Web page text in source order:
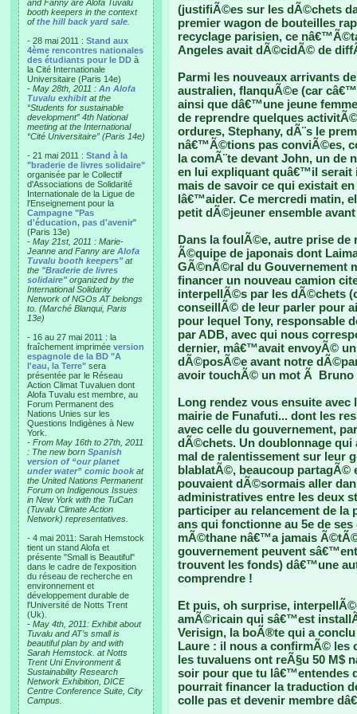
and Fanny are Alofa Tuvalu
booth keepers in the context
ofthe hill back yard sale
- 28 mai 2011 : Stand aux
4ème rencontres nationales
des étudiants pour le DD à
la Cité Internationale
Universitaire (Paris 14e)
- May 28th, 2011 : An Alofa
Tuvalu exhibit at the
“Students for sustainable
development” 4th National
meeting at the International
“Cité Universitaire” (Paris 14e)
- 21 mai 2011 : Stand à la
"braderie de livres solidaire"
organisée par le Collectif
d'Associations de Solidarité
Internationale de la Ligue de
l'Enseignement pour la
Campagne "Pas
d'éducation, pas d'avenir"
(Paris 13e)
- May 21st, 2011 : Marie-
Jeanne and Fanny are Alofa
Tuvalu booth keepers"at
the "Braderie de livres
solidaire"organized by the
International Solidarity
Network of NGOs AT belongs
to. (Marché Blanqui, Paris
13e)
- 16 au 27 mai 2011 : la
fraîchement imprimée version
espagnole de la BD "A
l'eau, la Terre" sera
présentée par le Réseau
Action Climat Tuvaluen dont
Alofa Tuvalu est membre, au
Forum Permanent des
Nations Unies sur les
Questions Indigènes à New
York.
- From May 16th to 27th, 2011
: The new born Spanish
version of “our planet
under water” comic book at
the United Nations Permanent
Forum on Indigenous Issues
in New York with the TuCan
(Tuvalu Climate Action
Network) representatives.
- 4 mai 2011: Sarah Hemstock
tient un stand Alofa et
présente "Small is Beautiful"
dans le cadre de l'exposition
du réseau de recherche en
environnement et
développement durable de
l'Université de Notts Trent
(Uk).
- May 4th, 2011: Exhibit about
Tuvalu and AT’s small is
beautiful plan by and with
Sarah Hemstock. at Notts
Trent Uni Environment &
Sustainability Research
Network Exhibition, DICE
Centre Conference Suite, City
Campus.
(justifiÃ©es sur les dÃ©chets
premier wagon de bouteilles
recyclage parisien, ce
Angeles avait dÃ©cidÃ© de
Parmi les nouveaux arrivants
australien, flanquÃ©e (car
ainsi que dâ€™une jeune
de reprendre quelques
ordures, Stephany, dÃ¨s le
nâ€™Ã©tions pas conviÃ©es,
la comÃ¨te devant John, un
en lui expliquant quâ€™il serait
mais de savoir ce qui existait
lâ€™aider. Ce mercredi matin,
petit dÃ©jeuner ensemble
Dans la foulÃ©e, autre prise de
Ã©quipe de japonais dont
GÃ©nÃ©ral du Gouvernement
financer un nouveau camion
interpellÃ©s par les dÃ©chets
conseillÃ© de leur parler pour
pour lequel Tony, responsable
par ADB, avec qui nous
dernier, mâ€™avait envoyÃ©
dÃ©posÃ©e avant notre
avoir touchÃ© un mot Ã
Long rendez vous ensuite
mairie de Funafuti... dont les
avec celle du gouvernement,
dÃ©chets. Un doublonnage qui
mal de ralentissement sur leur
blablatÃ©, beaucoup partagÃ©
pouvaient dÃ©sormais aller
administratives entre les deux
participer au relancement de la
ans qui fonctionne au 5e de
mÃ©thane nâ€™a jamais
gouvernement peuvent
trouvent les fonds) dâ€™une
comprendre !
Et puis, oh surprise,
amÃ©ricain qui sâ€™est
Verisign, la boÃ®te qui a
Laure : il nous a confirmÃ© les
les tuvaluens ont reÃ§u 50 M$
soir pour que tu lâ€™entendes
pourrait financer la traduction
colle pas et devenir membre